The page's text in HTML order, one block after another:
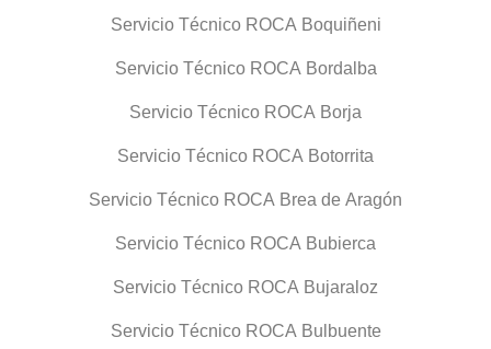
Servicio Técnico ROCA Boquiñeni
Servicio Técnico ROCA Bordalba
Servicio Técnico ROCA Borja
Servicio Técnico ROCA Botorrita
Servicio Técnico ROCA Brea de Aragón
Servicio Técnico ROCA Bubierca
Servicio Técnico ROCA Bujaraloz
Servicio Técnico ROCA Bulbuente